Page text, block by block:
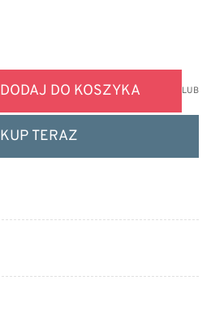
DODAJ DO KOSZYKA LUB
KUP TERAZ